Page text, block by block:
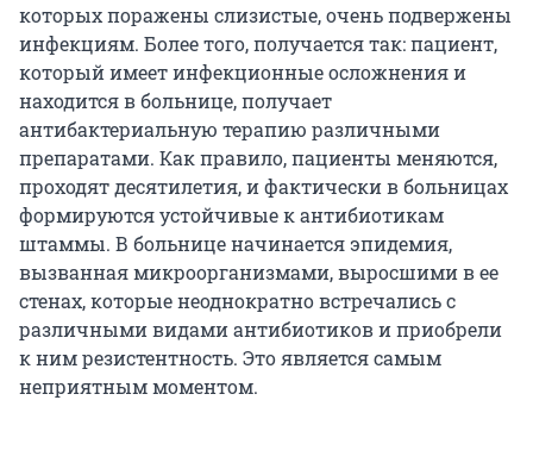
которых поражены слизистые, очень подвержены
инфекциям. Более того, получается так: пациент,
который имеет инфекционные осложнения и
находится в больнице, получает
антибактериальную терапию различными
препаратами. Как правило, пациенты меняются,
проходят десятилетия, и фактически в больницах
формируются устойчивые к антибиотикам
штаммы. В больнице начинается эпидемия,
вызванная микроорганизмами, выросшими в ее
стенах, которые неоднократно встречались с
различными видами антибиотиков и приобрели
к ним резистентность. Это является самым
неприятным моментом.